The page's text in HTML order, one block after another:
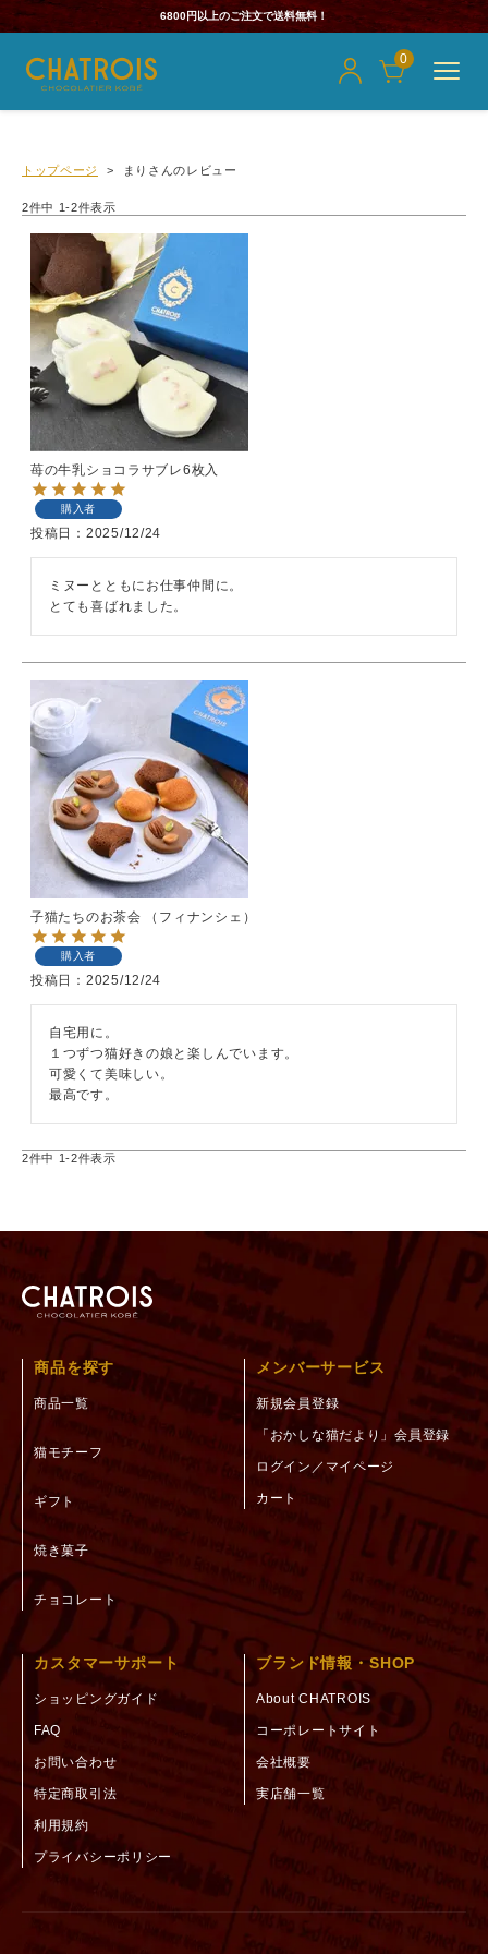
6800円以上のご注文で送料無料！
0
トップページ まりさんのレビュー
2件中 1-2件表示
苺の牛乳ショコラサブレ6枚入
購入者
投稿日 2025/12/24
ミヌーとともにお仕事仲間に。
とても喜ばれました。
子猫たちのお茶会 （フィナンシェ）
購入者
投稿日 2025/12/24
自宅用に。
１つずつ猫好きの娘と楽しんでいます。
可愛くて美味しい。
最高です。
2件中 1-2件表示
商品を探す
商品一覧
猫モチーフ
ギフト
焼き菓子
チョコレート
メンバーサービス
新規会員登録
「おかしな猫だより」会員登録
ログイン／マイページ
カート
カスタマーサポート
ショッピングガイド
FAQ
お問い合わせ
特定商取引法
利用規約
プライバシーポリシー
ブランド情報・SHOP
About CHATROIS
コーポレートサイト
会社概要
実店舗一覧